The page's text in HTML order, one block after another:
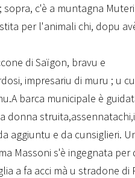
c'è a muntagna
per l'animali chi, dopu
di Saïgon, bravu e
impresariu di muru ; u
barca municipale è
donna
aggiuntu e da cunsiglieri.
Massoni s'è ingegnata per
a fa acci mà u stradone di